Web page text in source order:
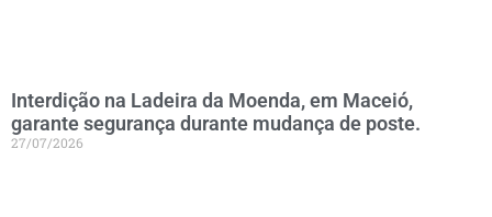
Interdição na Ladeira da Moenda, em Maceió,
garante segurança durante mudança de poste.
27/07/2026